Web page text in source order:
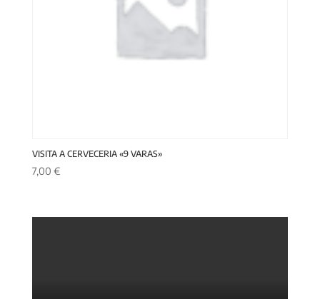
VISITA A CERVECERIA «9 VARAS»
7,00 €